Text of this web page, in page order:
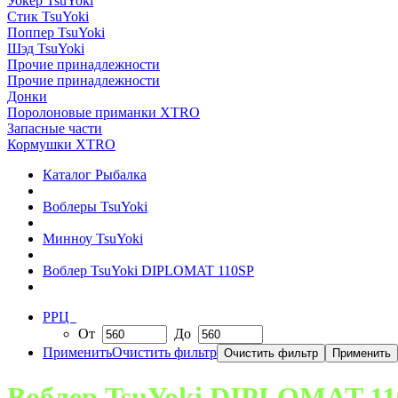
Стик TsuYoki
Поппер TsuYoki
Шэд TsuYoki
Прочие принадлежности
Прочие принадлежности
Донки
Поролоновые приманки XTRO
Запасные части
Кормушки XTRO
Каталог Рыбалка
Воблеры TsuYoki
Минноу TsuYoki
Воблер TsuYoki DIPLOMAT 110SP
РРЦ
От
До
ПрименитьОчистить фильтр